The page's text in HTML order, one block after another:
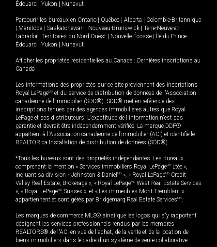
Édouard
Yukon Nunavut
Parcourir les bureaux en Ontario Québec Alberta
Colombie-Britannique
Manitoba Saskatchewan Nouveau-Brunswick
Terre-Neuve-et-
Labrador
Territoires du Nord-Ouest Nouvelle-Écosse
Île-du-Prince-
Édouard
Yukon Nunavut
Afficher les propriétés résidentielles au Canada
Dernières inscriptions au
Canada
Les informations des propriétés sur ce site proviennent des inscriptions
Royal LePageMD et du service de distribution de données de l'Association
canadienne de l’immobilier (SDD®). SDD® met en référence des
inscriptions tenues par des agences immobilières autres que Royal
LePage et ses distributeurs. L'exactitude de l'information n'est pas
garantie et devrait être indépendamment vérifiée. La marque DDF®
appartient à l'Association canadienne de l’immobilier (ACI) et identifie le
REALTOR.ca Installation de distribution de données (SDD®).
*Tous les bureaux sont des propriétés indépendantes. Les bureaux
comprenant la mention « Services immobiliers Royal LePageMD Ltée »,
incluant sa division « Johnston & Daniel MD », « Royal LePageMD Credit
Valley Real Estate, Brokerage », « Royal LePageMD West Real Estate Services
», « Royal LePageMD Sussex », et « Les immeubles Mont-Tremblant »
appartiennent et sont gérés par Bridgemarq Real Estate ServicesMD.
Les marques de commerce MLS® ainsi que les logos qui s'y rapportent
désignent les services professionnels rendus par les membres
REALTORS® de l'ACI en vue de l'achat, de la vente et de la location de
biens immobiliers dans le cadre d'un système de vente collaborative.